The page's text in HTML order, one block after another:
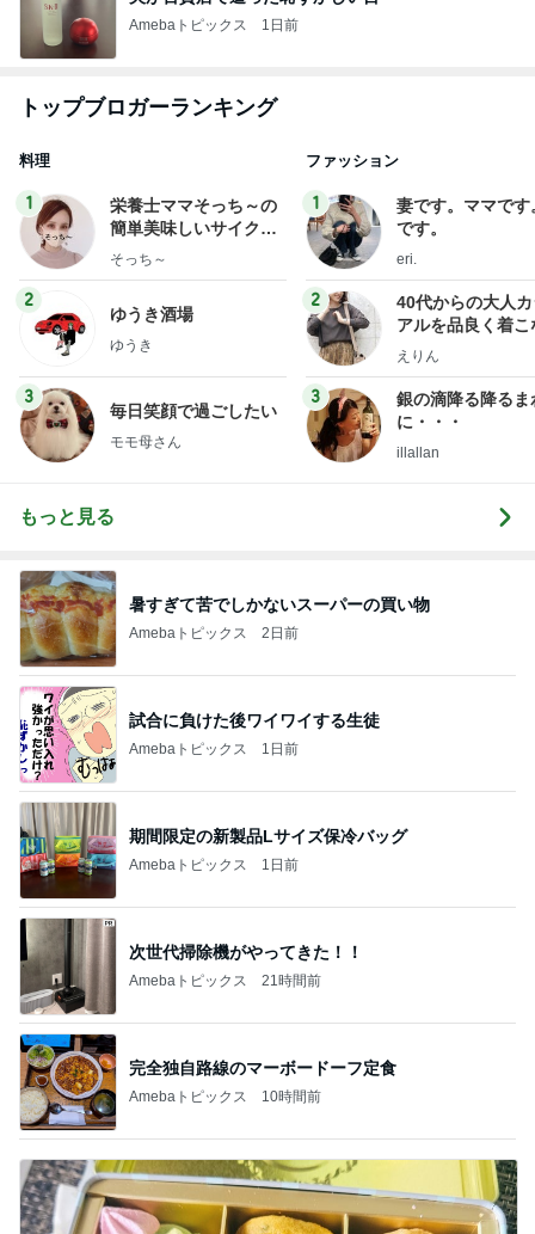
Amebaトピックス 1日前
トップブロガーランキング
料理
1
栄養士ママそっち～の
簡単美味しいサイクル
献立
そっち～
2
ゆうき酒場
ゆうき
3
毎日笑顔で過ごしたい
モモ母さん
ファッション
1
妻です。ママです
です。
eri.
2
40代からの大人
アルを品良く着こ
ファッションブロ
えりん
3
銀の滴降る降るま
に・・・
illallan
もっと見る
暑すぎて苦でしかないスーパーの買い物
Amebaトピックス 2日前
試合に負けた後ワイワイする生徒
Amebaトピックス 1日前
期間限定の新製品Lサイズ保冷バッグ
Amebaトピックス 1日前
次世代掃除機がやってきた！！
Amebaトピックス 21時間前
完全独自路線のマーボードーフ定食
Amebaトピックス 10時間前